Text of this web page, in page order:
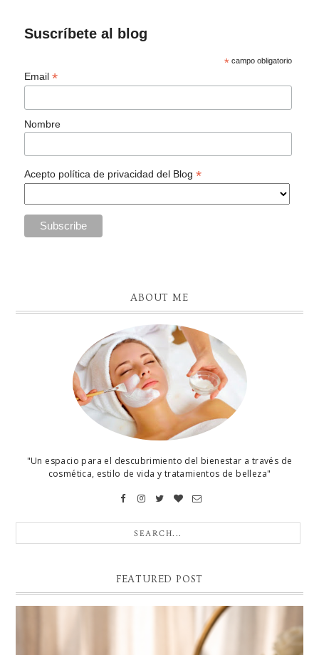
Suscríbete al blog
* campo obligatorio
Email*
Nombre
Acepto política de privacidad del Blog*
ABOUT ME
"Un espacio para el descubrimiento del bienestar a través de
cosmética, estilo de vida y tratamientos de belleza"
FEATURED POST